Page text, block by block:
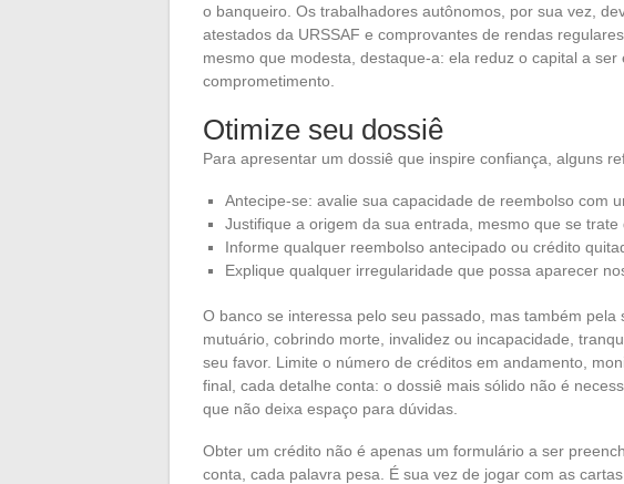
o banqueiro. Os trabalhadores autônomos, por sua vez,
atestados da URSSAF e comprovantes de rendas
mesmo que modesta, destaque-a: ela reduz o capital a
comprometimento.
Otimize seu dossiê
Para apresentar um dossiê que inspire confiança, alguns
Antecipe-se: avalie sua capacidade de reembolso com
Justifique a origem da sua entrada, mesmo que se trate
Informe qualquer reembolso antecipado ou crédito
Explique qualquer irregularidade que possa aparecer
O banco se interessa pelo seu passado, mas também
mutuário, cobrindo morte, invalidez ou incapacidade,
seu favor. Limite o número de créditos em andamento,
final, cada detalhe conta: o dossiê mais sólido não é
que não deixa espaço para dúvidas.
Obter um crédito não é apenas um formulário a ser
conta, cada palavra pesa. É sua vez de jogar com as